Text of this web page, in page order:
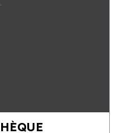
des ressources
postes informatiques.
scan et d'impressions